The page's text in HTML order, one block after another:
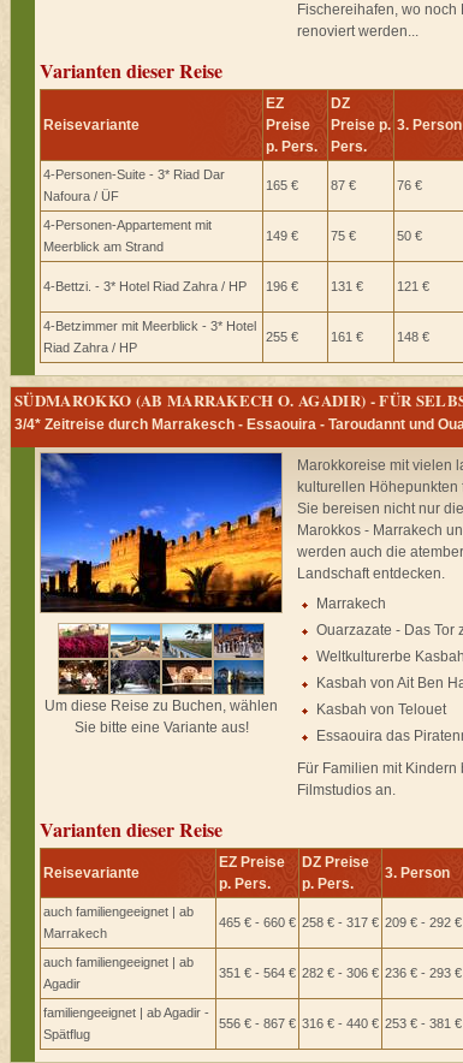
Fischereihafen, wo noch
renoviert werden...
Varianten dieser Reise
Reisevariante
EZ
Preise
p. Pers.
DZ
Preise p.
Pers.
3. Person
4-Personen-Suite - 3* Riad Dar
Nafoura / ÜF
165 € 87 € 76 €
4-Personen-Appartement mit
Meerblick am Strand
149 € 75 € 50 €
4-Bettzi. - 3* Hotel Riad Zahra / HP 196 € 131 € 121 €
4-Betzimmer mit Meerblick - 3* Hotel
Riad Zahra / HP
255 € 161 € 148 €
SÜDMAROKKO (AB MARRAKECH O. AGADIR) - FÜR
3/4* Zeitreise durch Marrakesch - Essaouira - Taroudannt und
Um diese Reise zu Buchen, wählen
Sie bitte eine Variante aus!
Marokkoreise mit vielen
kulturellen Höhepunkten
Sie bereisen nicht nur
Marokkos - Marrakech
werden auch die
Landschaft entdecken.
Marrakech
Ouarzazate - Das Tor
Weltkulturerbe
Kasbah von Ait Ben
Kasbah von Telouet
Essaouira das
Für Familien mit
Filmstudios an.
Varianten dieser Reise
Reisevariante
EZ Preise
p. Pers.
DZ Preise
p. Pers.
3. Person
auch familiengeeignet | ab
Marrakech
465 € - 660 € 258 € - 317 € 209 € - 292 €
auch familiengeeignet | ab
Agadir
351 € - 564 € 282 € - 306 € 236 € - 293 €
familiengeeignet | ab Agadir -
Spätflug
556 € - 867 € 316 € - 440 € 253 € - 381 €